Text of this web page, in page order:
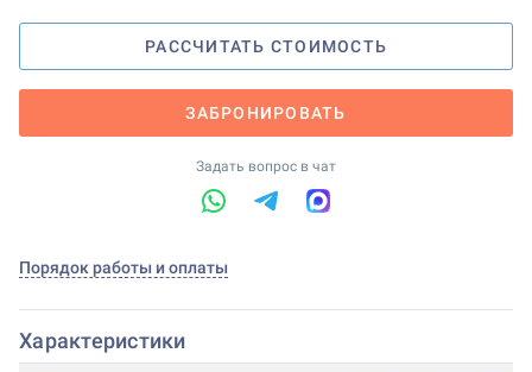
РАССЧИТАТЬ СТОИМОСТЬ
ЗАБРОНИРОВАТЬ
Задать вопрос в чат
Порядок работы и оплаты
Характеристики